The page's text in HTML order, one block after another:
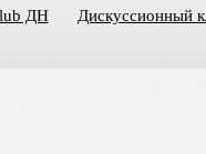
ДН Дискуссионный